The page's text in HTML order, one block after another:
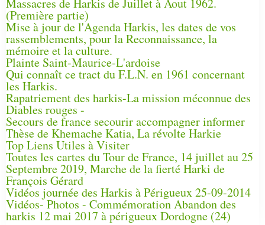
Massacres de Harkis de Juillet à Aout 1962.
(Première partie)
Mise à jour de l'Agenda Harkis, les dates de vos
rassemblements, pour la Reconnaissance, la
mémoire et la culture.
Plainte Saint-Maurice-L'ardoise
Qui connaît ce tract du F.L.N. en 1961 concernant
les Harkis.
Rapatriement des harkis-La mission méconnue des
Diables rouges -
Secours de france secourir accompagner informer
Thèse de Khemache Katia, La révolte Harkie
Top Liens Utiles à Visiter
Toutes les cartes du Tour de France, 14 juillet au 25
Septembre 2019, Marche de la fierté Harki de
François Gérard
Vidéos journée des Harkis à Périgueux 25-09-2014
Vidéos- Photos - Commémoration Abandon des
harkis 12 mai 2017 à périgueux Dordogne (24)